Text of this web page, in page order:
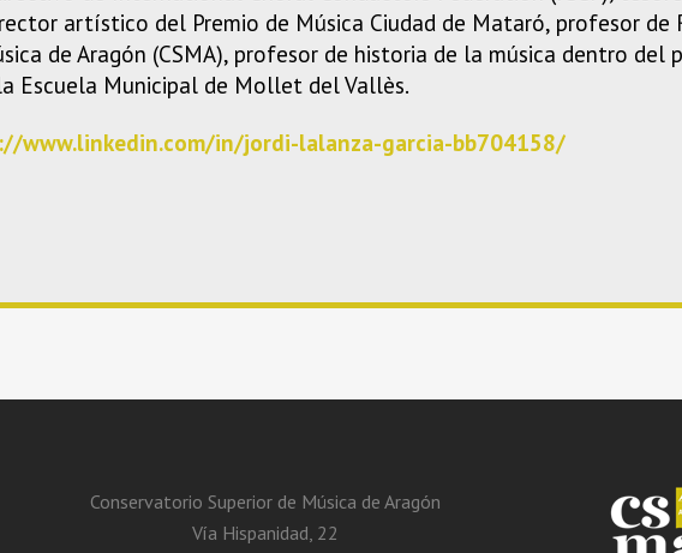
artístico del Premio de Música Ciudad de Mataró, profesor
de Aragón (CSMA), profesor de historia de la música dentro del
Escuela Municipal de Mollet del Vallès.
www.linkedin.com/in/jordi-lalanza-garcia-bb704158/
Conservatorio Superior de Música de Aragón
Vía Hispanidad, 22